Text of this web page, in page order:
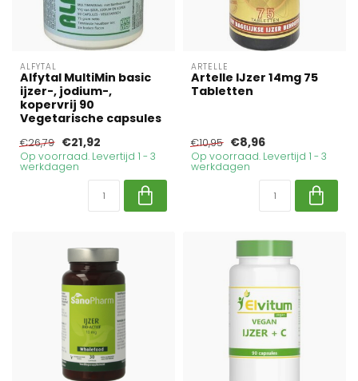
ALFYTAL
Alfytal MultiMin basic
ijzer-, jodium-,
kopervrij 90
Vegetarische capsules
€26,79 €21,92
Op voorraad. Levertijd 1 - 3
werkdagen
ARTELLE
Artelle IJzer 14mg 75
Tabletten
€10,95 €8,96
Op voorraad. Levertijd 1 - 3
werkdagen